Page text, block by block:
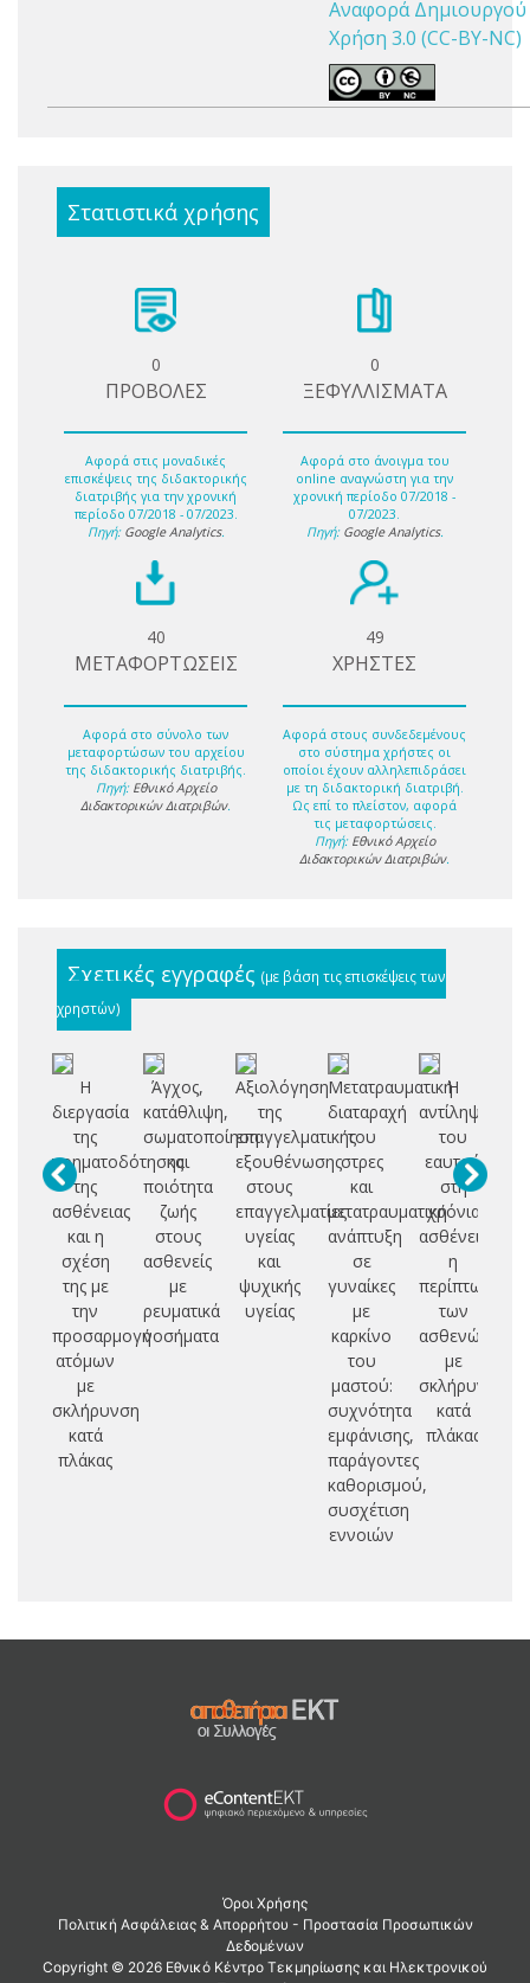
Αναφορά
Χρήση 3.0 (CC-BY-NC)
Στατιστικά χρήσης
0
ΠΡΟΒΟΛΕΣ
Αφορά στις μοναδικές
επισκέψεις της διδακτορικής
διατριβής για την χρονική
περίοδο 07/2018 - 07/2023.
Πηγή: Google Analytics.
0
ΞΕΦΥΛΛΙΣΜΑΤΑ
Αφορά στο άνοιγμα του
online αναγνώστη για την
χρονική περίοδο 07/2018 -
07/2023.
Πηγή: Google Analytics.
40
ΜΕΤΑΦΟΡΤΩΣΕΙΣ
Αφορά στο σύνολο των
μεταφορτώσων του αρχείου
της διδακτορικής διατριβής.
Πηγή: Εθνικό Αρχείο
Διδακτορικών Διατριβών.
49
ΧΡΗΣΤΕΣ
Αφορά στους συνδεδεμένους
στο σύστημα χρήστες οι
οποίοι έχουν αλληλεπιδράσει
με τη διδακτορική διατριβή.
Ως επί το πλείστον, αφορά
τις μεταφορτώσεις.
Πηγή: Εθνικό Αρχείο
Διδακτορικών Διατριβών.
Σχετικές εγγραφές (με βάση τις επισκέψεις των
χρηστών)
Η
διεργασία
της
νοηματοδότησης
της
ασθένειας
και η
σχέση
της με
την
προσαρμογή
ατόμων
με
σκλήρυνση
κατά
πλάκας
Άγχος,
κατάθλιψη,
σωματοποίηση
και
ποιότητα
ζωής
στους
ασθενείς
με
ρευματικά
νοσήματα
Αξιολόγηση
της
επαγγελματικής
εξουθένωσης
στους
επαγγελματίες
υγείας
και
ψυχικής
υγείας
Μετατραυματική
διαταραχή
του
στρες
και
μετατραυματική
ανάπτυξη
σε
γυναίκες
με
καρκίνο
του
μαστού:
συχνότητα
εμφάνισης,
παράγοντες
καθορισμού,
συσχέτιση
εννοιών
Η
αντίληψη
του
εαυτού
στη
χρόνια
ασθένεια:
η
περίπτωση
των
ασθενών
με
σκλήρυνση
κατά
πλάκας